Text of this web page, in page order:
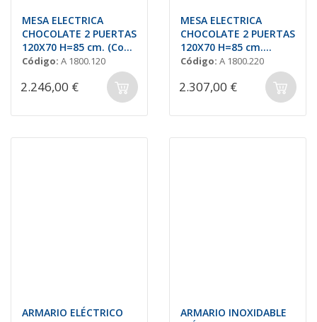
MESA ELECTRICA
CHOCOLATE 2 PUERTAS
120X70 H=85 cm. (Con
Peto)
Código: A 1800.120
2.246,00 €
MESA ELECTRICA
CHOCOLATE 2 PUERTAS
120X70 H=85 cm.
(Central)
Código: A 1800.220
2.307,00 €
ARMARIO ELÉCTRICO
ARMARIO INOXIDABLE